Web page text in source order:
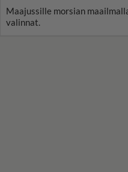
Maajussille morsian
valinnat.